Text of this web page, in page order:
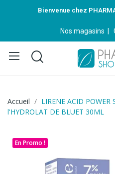
Bienvenue chez
Nos magasins
Accueil
LIRENE ACID POWER
l'HYDROLAT DE BLUET 30ML
En Promo !